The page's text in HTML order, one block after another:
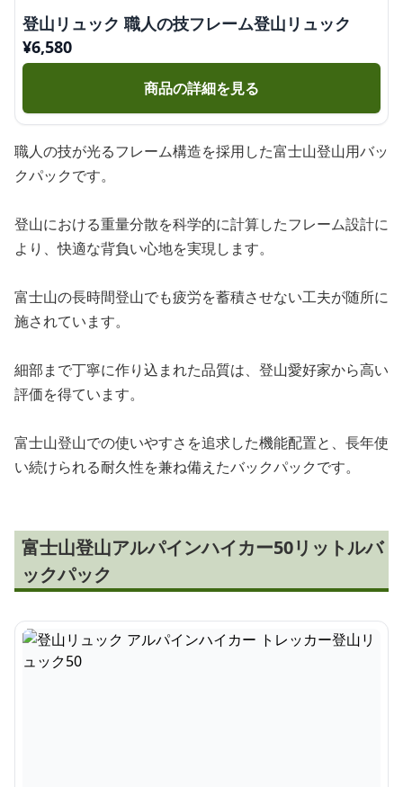
登山リュック 職人の技フレーム登山リュック
¥6,580
商品の詳細を見る
職人の技が光るフレーム構造を採用した富士山登山用バッ
クパックです。
登山における重量分散を科学的に計算したフレーム設計に
より、快適な背負い心地を実現します。
富士山の長時間登山でも疲労を蓄積させない工夫が随所に
施されています。
細部まで丁寧に作り込まれた品質は、登山愛好家から高い
評価を得ています。
富士山登山での使いやすさを追求した機能配置と、長年使
い続けられる耐久性を兼ね備えたバックパックです。
富士山登山アルパインハイカー50リットルバ
ックパック